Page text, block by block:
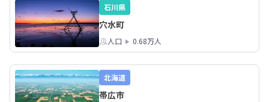
石川県
穴水町
人口 0.68万人
北海道
帯広市